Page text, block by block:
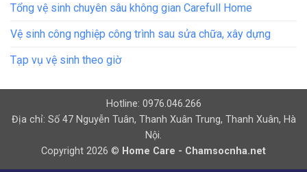
Tổng vệ sinh chuyên sâu không gian Carefull Home
Vệ sinh công nghiệp công trình sau sửa chữa, xây dựng
Tạp vụ vệ sinh theo giờ
Hotline: 0976.046.266
Địa chỉ: Số 47 Nguyễn Tuân, Thanh Xuân Trung, Thanh Xuân, Hà
Nội.
Copyright 2026 © Home Care - Chamsocnha.net